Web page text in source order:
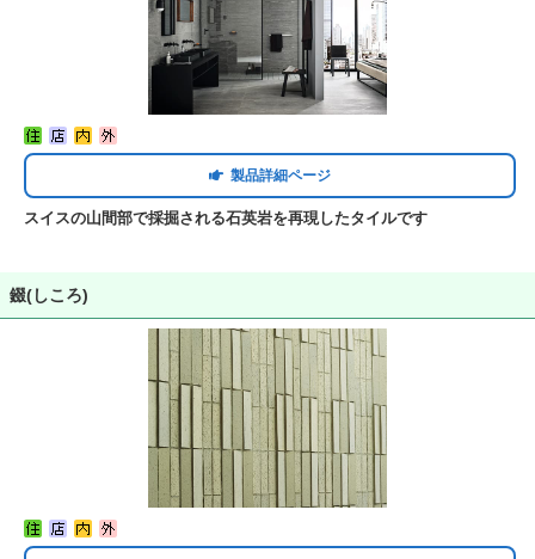
製品詳細ページ
スイスの山間部で採掘される石英岩を再現したタイルです
錣(しころ)